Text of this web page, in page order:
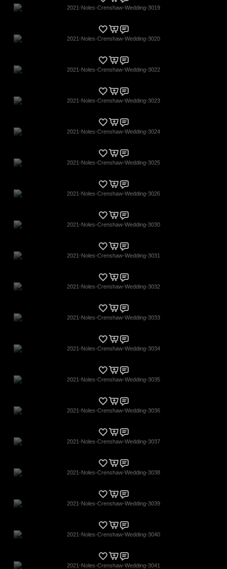
2021-Noles-Crenshaw-Wedding-3019
2021-Noles-Crenshaw-Wedding-3020
2021-Noles-Crenshaw-Wedding-3022
2021-Noles-Crenshaw-Wedding-3023
2021-Noles-Crenshaw-Wedding-3024
2021-Noles-Crenshaw-Wedding-3025
2021-Noles-Crenshaw-Wedding-3026
2021-Noles-Crenshaw-Wedding-3030
2021-Noles-Crenshaw-Wedding-3031
2021-Noles-Crenshaw-Wedding-3032
2021-Noles-Crenshaw-Wedding-3033
2021-Noles-Crenshaw-Wedding-3034
2021-Noles-Crenshaw-Wedding-3035
2021-Noles-Crenshaw-Wedding-3036
2021-Noles-Crenshaw-Wedding-3037
2021-Noles-Crenshaw-Wedding-3038
2021-Noles-Crenshaw-Wedding-3039
2021-Noles-Crenshaw-Wedding-3040
2021-Noles-Crenshaw-Wedding-3041